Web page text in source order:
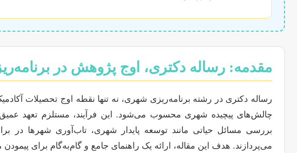
مقدمه: رساله دکتری، اوج پژوهش در
رساله دکتری در رشته برنامه‌ریزی شهری، نه تنها نقطه اوج تحصیلات
چالش‌های پیچیده شهری محسوب می‌شود. این فرآیند، مستلزم تعهد
بررسی مسائل حیاتی مانند توسعه پایدار شهری، تاب‌آوری شهرها در
می‌پردازند. هدف این مقاله، ارائه یک راهنمای جامع و گام‌به‌گام برای